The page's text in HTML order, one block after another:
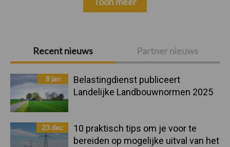
Primaire
Sidebar
Recent nieuws Partner nieuws
8 jan
Belastingdienst publiceert
Landelijke Landbouwnormen 2025
23 dec
10 praktisch tips om je voor te
bereiden op mogelijke uitval van het